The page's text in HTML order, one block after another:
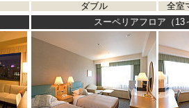
ダブル
全室
スーペリアフロア（13